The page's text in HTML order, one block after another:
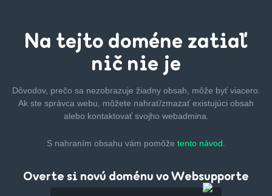
Na tejto doméne zatiaľ
nič nie je
Dôvodov, prečo sa nezobrazuje žiadny obsah, môže byťviacero.
Ak ste správca webu, môžete nahrať/zmazaťexistujúci obsah
alebo kontaktovať svojho webadmina.
S nahraním obsahu vám pomôže tento návod.
Overte si novú doménu vo Websupporte